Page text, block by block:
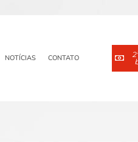
NOTÍCIAS CONTATO